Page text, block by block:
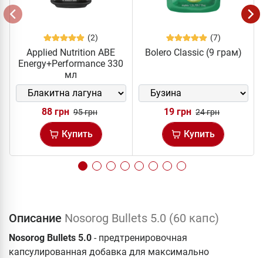
(2)
Applied Nutrition ABE
Energy+Performance 330
мл
88 грн 95 грн
Купить
(7)
Bolero Classic (9 грам)
19 грн 24 грн
Купить
Описание Nosorog Bullets 5.0 (60 капс)
Nosorog Bullets 5.0 - предтренировочная
капсулированная добавка для максимально